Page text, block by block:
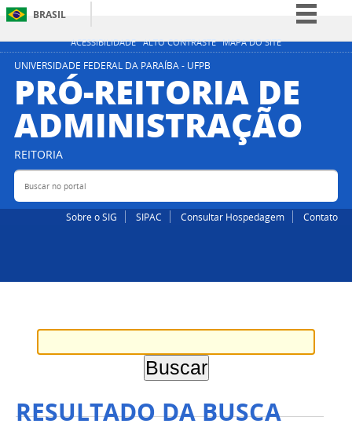
ACESSIBILIDADE ALTO CONTRASTE MAPA DO SITE
BRASIL
Simplifique!
Participe
Acesso à informação
Legislação
UNIVERSIDADE FEDERAL DA PARAÍBA - UFPB
PRÓ-REITORIA DE
ADMINISTRAÇÃO
REITORIA
Buscar no portal
Sobre o SIG SIPAC Consultar Hospedagem Contato
RESULTADO DA BUSCA